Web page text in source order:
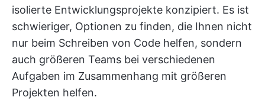
isolierte Entwicklungsprojekte konzipiert. Es ist
schwieriger, Optionen zu finden, die Ihnen nicht
nur beim Schreiben von Code helfen, sondern
auch größeren Teams bei verschiedenen
Aufgaben im Zusammenhang mit größeren
Projekten helfen.